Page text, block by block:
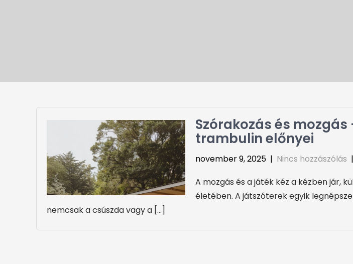
Szórakozás és
trambulin előnyei
november 9, 2025 | Nincs hozzászólás |
A mozgás és a játék kéz a kézben jár,
életében. A játszóterek egyik
nemcsak a csúszda vagy a […]